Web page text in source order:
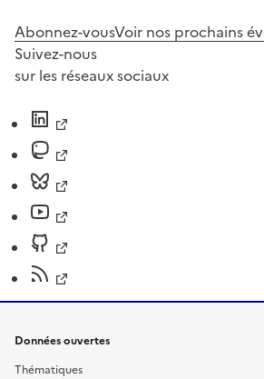
Abonnez-vousVoir nos prochains
Suivez-nous
sur les réseaux sociaux
Données ouvertes
Thématiques